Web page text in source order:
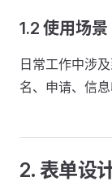
1.2 使用场景
日常工作中涉
名、申请、信
2. 表单设